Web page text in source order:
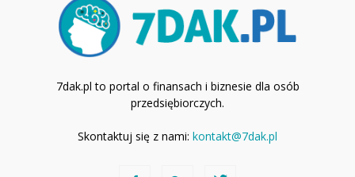
7dak.pl to portal o finansach i biznesie dla osób
przedsiębiorczych.
Skontaktuj się z nami: kontakt@7dak.pl